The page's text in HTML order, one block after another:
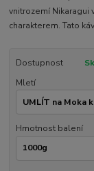
vnitrozemí Nikaragui
charakterem. Tato
Dostupnost
Mletí
Hmotnost balení